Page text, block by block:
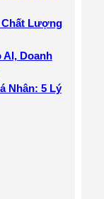
Chất Lượng
AI, Doanh
Nhân: 5 Lý